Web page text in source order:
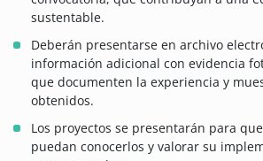
sustentable.
Deberán presentarse en archivo
información adicional con evidencia
que documenten la experiencia y
obtenidos.
Los proyectos se presentarán para
puedan conocerlos y valorar su